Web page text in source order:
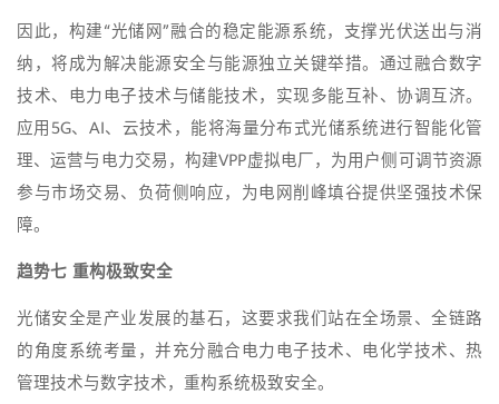
因此，构建“光储网”融合的稳定能源系统，支撑光伏送出与消
纳，将成为解决能源安全与能源独立关键举措。通过融合数字
技术、电力电子技术与储能技术，实现多能互补、协调互济。
应用5G、AI、云技术，能将海量分布式光储系统进行智能化管
理、运营与电力交易，构建VPP虚拟电厂，为用户侧可调节资源
参与市场交易、负荷侧响应，为电网削峰填谷提供坚强技术保
障。
趋势七 重构极致安全
光储安全是产业发展的基石，这要求我们站在全场景、全链路
的角度系统考量，并充分融合电力电子技术、电化学技术、热
管理技术与数字技术，重构系统极致安全。